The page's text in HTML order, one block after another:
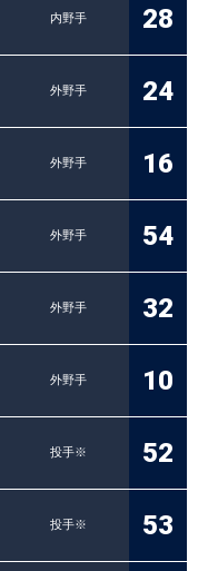
内野手
28
外野手
24
外野手
16
外野手
54
外野手
32
外野手
10
投手※
52
投手※
53